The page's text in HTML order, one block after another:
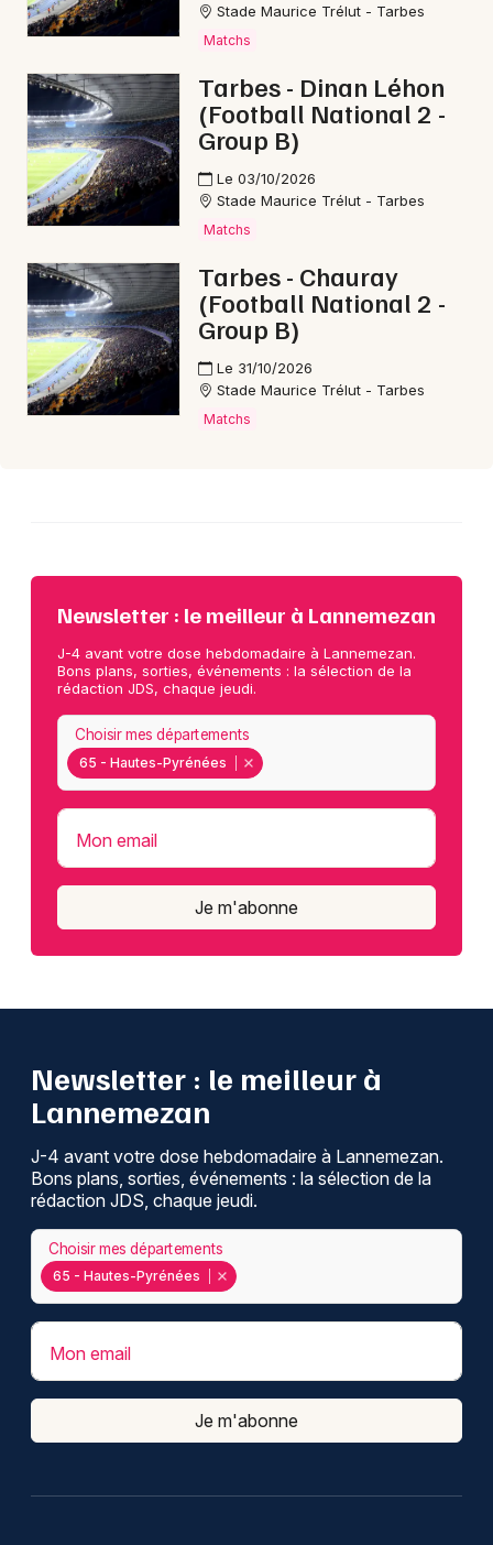
Magazine à Lannemezan
65 - Hautes-Pyrénées
Choisir mes départements
Mon email
Stade Maurice Trélut - Tarbes
Matchs
Tarbes - Dinan Léhon
(Football National 2 -
Group B)
Le 03/10/2026
Stade Maurice Trélut - Tarbes
Matchs
Tarbes - Chauray
(Football National 2 -
Group B)
Le 31/10/2026
Stade Maurice Trélut - Tarbes
Matchs
Newsletter : le meilleur à Lannemezan
J-4 avant votre dose hebdomadaire à Lannemezan.
Bons plans, sorties, événements : la sélection de la
rédaction JDS, chaque jeudi.
65 - Hautes-Pyrénées
Choisir mes départements
Mon email
Je m'abonne
Newsletter : le meilleur à
Lannemezan
J-4 avant votre dose hebdomadaire à Lannemezan.
Bons plans, sorties, événements : la sélection de la
rédaction JDS, chaque jeudi.
65 - Hautes-Pyrénées
Choisir mes départements
Mon email
Je m'abonne